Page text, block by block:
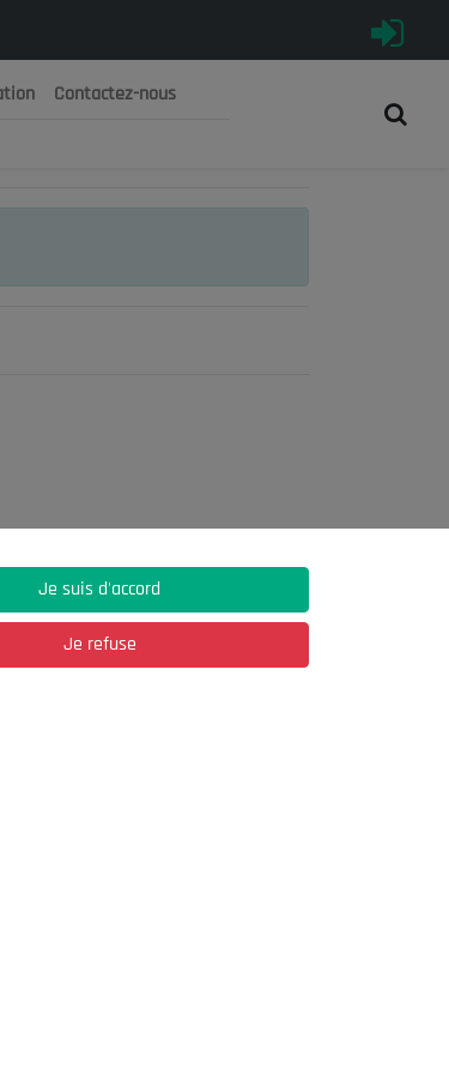
الجزائرية الديمقراطية الشعبية
Contactez-nous
Je suis d'accord
Je refuse